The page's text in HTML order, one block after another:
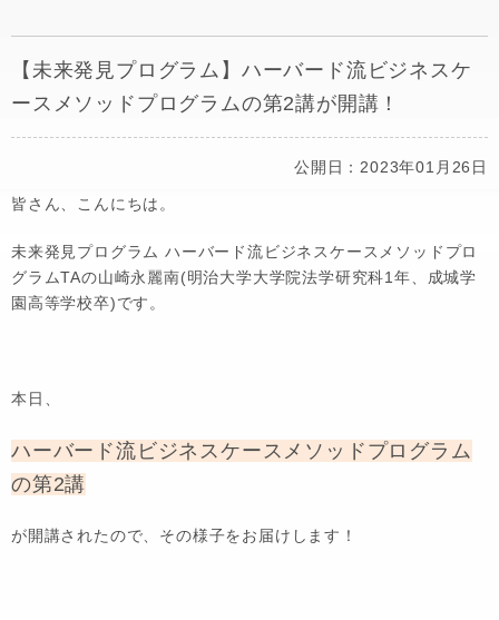
【未来発見プログラム】ハーバード流ビジネスケ
ースメソッドプログラムの第2講が開講！
公開日：2023年01月26日
皆さん、こんにちは。
未来発見プログラム ハーバード流ビジネスケースメソッドプロ
グラムTAの山崎永麗南(明治大学大学院法学研究科1年、成城学
園高等学校卒)です。
本日、
ハーバード流ビジネスケースメソッドプログラム
の第2講
が開講されたので、その様子をお届けします！